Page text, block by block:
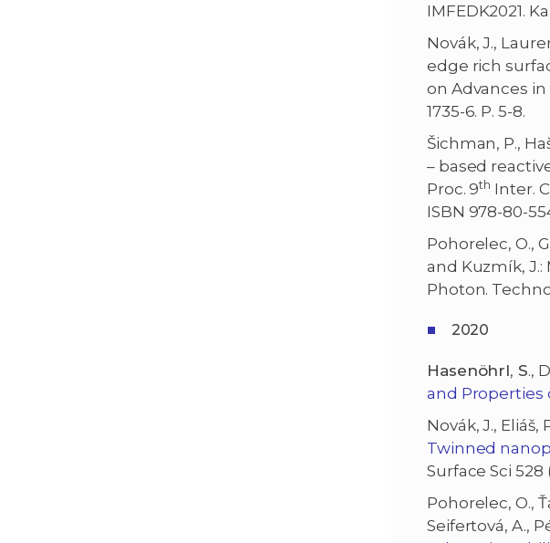
IMFEDK2021.
Novák, J.,
edge rich
on Advances in
1735-6. P. 5-8.
Šichman, P.,
– based
Proc. 9th Inter.
ISBN 978-80-
Pohorelec, O.,
and Kuzmík, J.:
Photon.
2020
Hasenöhrl, S.,
and Properties
Novák, J., Eliáš,
Twinned
Surface Sci 528
Pohorelec, O.,
Seifertová, A.,